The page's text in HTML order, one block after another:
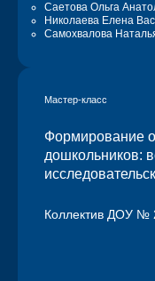
Саетова Ольга
Николаева Елена
Самохвалова
Мастер-класс
Формирование
дошкольников:
Коллектив ДОУ №